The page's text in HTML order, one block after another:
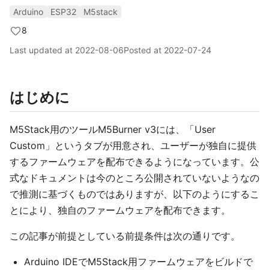
Arduino ESP32
M5stack
8
Last updated at 2022-08-06Posted at 2022-07-24
はじめに
M5Stack用のツールM5Burner v3には、「User
Custom」というタブが用意され、ユーザーが独自に提供
するファームウェアを配布できるようになっています。公
式なドキュメントは今のところ公開されていないようなの
で推測に基づくものではありますが、以下のようにするこ
とにより、独自のファームウェアを配布できます。
この記事が前提としている前提条件は次の通りです。
Arduino IDEでM5Stack用ファームウェアをビルドで